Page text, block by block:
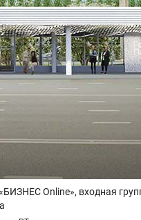
Online», входная